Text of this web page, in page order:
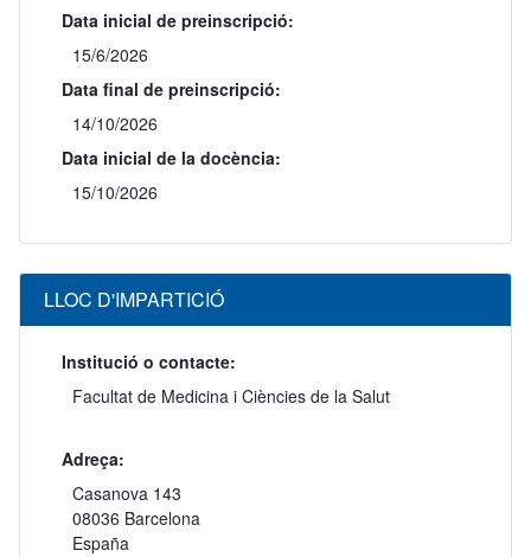
Data inicial de preinscripció:
15/6/2026
Data final de preinscripció:
14/10/2026
Data inicial de la docència:
15/10/2026
LLOC D'IMPARTICIÓ
Institució o contacte:
Facultat de Medicina i Ciències de la Salut
Adreça:
Casanova 143
08036 Barcelona
España